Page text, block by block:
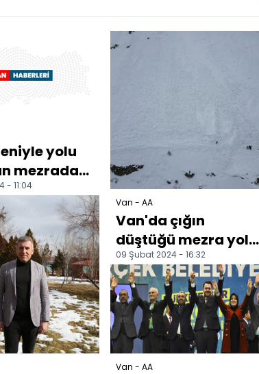
yolu
mezrada
çetin kış
- 11:04
Van - AA
Van'da çığın
düştüğü mezra yolu
kapandı
09 Şubat 2024 - 16:32
Van - AA